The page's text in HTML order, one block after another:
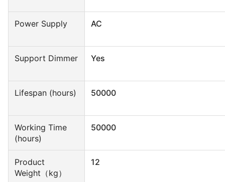
Power Supply AC
Support Dimmer Yes
Lifespan (hours) 50000
Working Time
(hours)
50000
Product
Weight（kg）
12